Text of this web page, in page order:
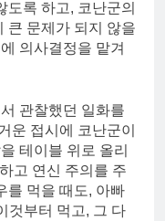
도록 하고, 코난군의
큰 문제가 되지 않을
의사결정을 맡겨
관찰했던 일화를
운 접시에 코난군이
테이블 위로 올리
고 연신 주의를 주
를 먹을 때도, 아빠
것부터 먹고, 그 다